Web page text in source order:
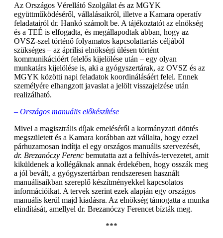
Az Országos Vérellátó Szolgálat és az MGYK
együttműködéséről, vállalásaikról, illetve a Kamara operatív
feladatairól dr. Hankó számolt be. A tájékoztatót az elnökség
és a TEÉ is elfogadta, és megállapodtak abban, hogy az
OVSZ-szel történő folyamatos kapcsolattartás céljából
szükséges – az áprilisi elnökségi ülésen történt
kommunikációért felelős kijelölése után – egy olyan
munkatárs kijelölése is, aki a gyógyszertárak, az OVSZ és az
MGYK közötti napi feladatok koordinálásáért felel. Ennek
személyére elhangzott javaslat a jelölt visszajelzése után
realizálható.
– Országos manuális előkészítése
Mivel a magisztrális díjak emeléséről a kormányzati döntés
megszületett és a Kamara korábban azt vállalta, hogy ezzel
párhuzamosan indítja el egy országos manuális szervezését,
dr. Brezanóczy Ferenc bemutatta azt a felhívás-tervezetet, amit
kiküldenek a kollégáknak annak érdekében, hogy osszák meg
a jól bevált, a gyógyszertárban rendszeresen használt
manuálisaikban szereplő készítményekkel kapcsolatos
információikat. A tervek szerint ezek alapján egy országos
manuális kerül majd kiadásra. Az elnökség támogatta a munka
elindítását, amellyel dr. Brezanóczy Ferencet bízták meg.
***